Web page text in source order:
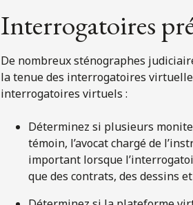
Interrogatoires
De nombreux sténographes
la tenue des interrogatoires
interrogatoires virtuels :
Déterminez si plusieurs
témoin, l’avocat chargé de
important lorsque
que des contrats, des dessins